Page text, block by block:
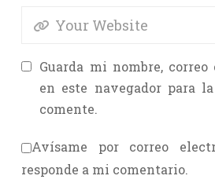
Guarda mi nombre,
en este navegador para
comente.
Avísame por correo
responde a mi comentario.